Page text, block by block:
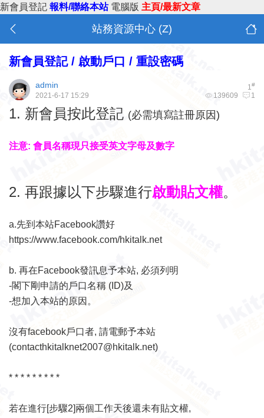
新會員登記 報料/聯絡本站 電腦版 主頁/最新文章
站務資源中心 (Z)
新會員登記 / 啟動戶口 / 重設密碼
1#
admin
139609 1
2021-6-17 15:29
1. 新會員按此登記 (必需填寫註冊原因)
注意: 會員名稱現只接受英文字母及數字
2. 再跟據以下步驟進行啟動貼文權。
a.先到本站Facebook讚好
https://www.facebook.com/hkitalk.net
b. 再在Facebook發訊息予本站, 必須列明
-閣下剛申請的戶口名稱 (ID)及
-想加入本站的原因。
沒有facebook戶口者, 請電郵予本站
(contacthkitalknet2007@hkitalk.net)
* * * * * * * * *
若在進行[步驟2]兩個工作天後還未有貼文權,